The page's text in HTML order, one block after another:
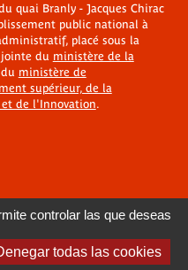
quai Branly - Jacques Chirac
public national à
placé sous la
du ministère de la
ministère de
supérieur, de la
et de l'Innovation.
controlar las que deseas
todas las cookies